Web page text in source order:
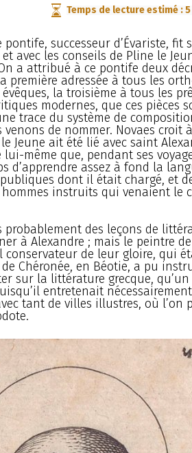
Temps de lecture estimé : 5
successeur d’Évariste, fit
avec les conseils de Pline le
a attribué à ce pontife deux
première adressée à tous les
la troisième à tous les
modernes, que ces pièces
trace du système de
de nommer. Novaes croit
Jeune ait été lié avec saint
même que, pendant ses
d’apprendre assez à fond la
dont il était chargé, et
hommes instruits qui venaient le
probablement des leçons de
à Alexandre ; mais le peintre
conservateur de leur gloire, qui
Chéronée, en Béotie, a pu
sur la littérature grecque,
entretenait
tant de villes illustres, où l’on